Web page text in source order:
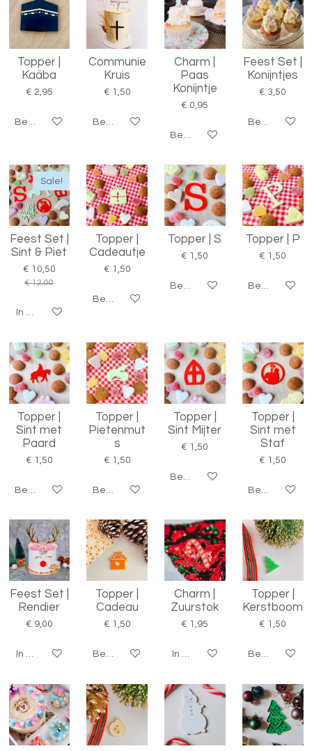
Topper |
Kaäba
€ 2,95
Bekijk details
Communie
Kruis
€ 1,50
Bekijk details
Charm |
Paas
Konijntje
€ 0,95
Bekijk details
Feest Set |
Konijntjes
€ 3,50
Bekijk details
Sale!
Feest Set |
Sint & Piet
€ 10,50
€ 12,00
In winkelwagen
Topper |
Cadeautje
€ 1,50
Bekijk details
Topper | S
€ 1,50
Bekijk details
Topper | P
€ 1,50
Bekijk details
Topper |
Sint met
Paard
€ 1,50
Bekijk details
Topper |
Pietenmut
s
€ 1,50
Bekijk details
Topper |
Sint Mijter
€ 1,50
Bekijk details
Topper |
Sint met
Staf
€ 1,50
Bekijk details
Feest Set |
Rendier
€ 9,00
In winkelwagen
Topper |
Cadeau
€ 1,50
Bekijk details
Charm |
Zuurstok
€ 1,95
In winkelwagen
Topper |
Kerstboom
€ 1,50
Bekijk details